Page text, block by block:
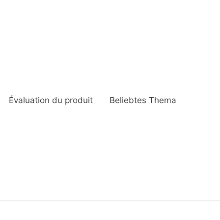
Évaluation du produit Beliebtes Thema